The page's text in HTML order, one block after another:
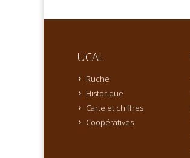
UCAL
Ruche
Historique
Carte et chiffres
Coopératives